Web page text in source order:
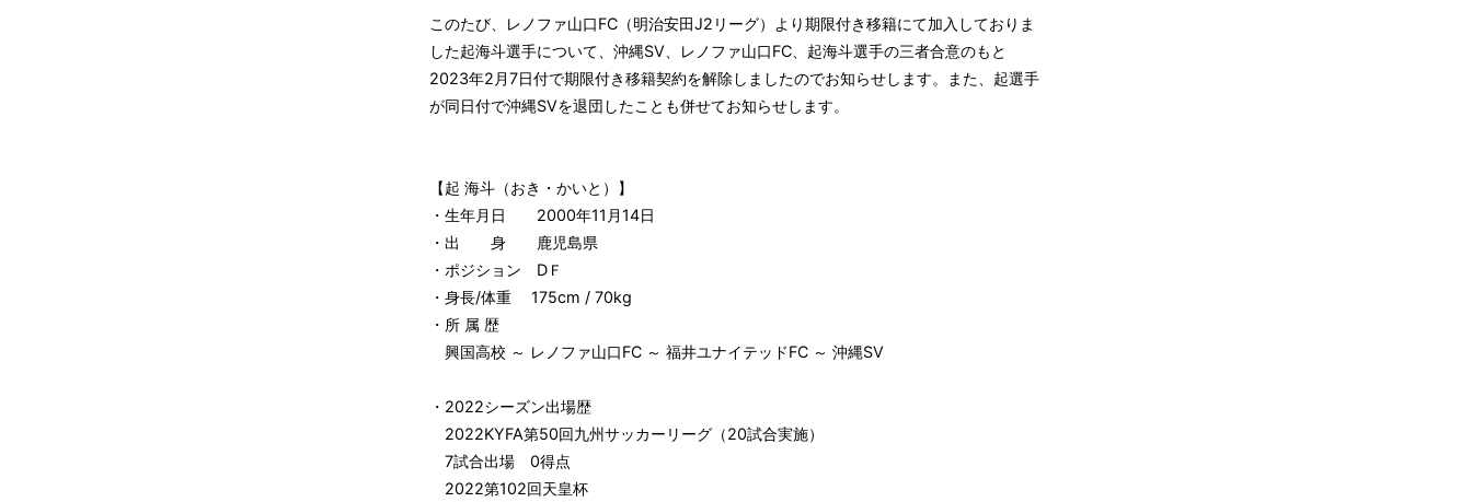
このたび、レノファ山口FC（明治安田J2リーグ）より期限付き移籍にて加入しておりま
した起海斗選手について、沖縄SV、レノファ山口FC、起海斗選手の三者合意のもと
2023年2月7日付で期限付き移籍契約を解除しましたのでお知らせします。また、起選手
が同日付で沖縄SVを退団したことも併せてお知らせします。
【起 海斗（おき・かいと）】
・生年月日 2000年11月14日
・出 身 鹿児島県
・ポジション ⅮＦ
・身長/体重 175cm / 70kg
・所 属 歴
興国高校 ～ レノファ山口FC ～ 福井ユナイテッドFC ～ 沖縄SV
・2022シーズン出場歴
2022KYFA第50回九州サッカーリーグ（20試合実施）
7試合出場 0得点
2022第102回天皇杯